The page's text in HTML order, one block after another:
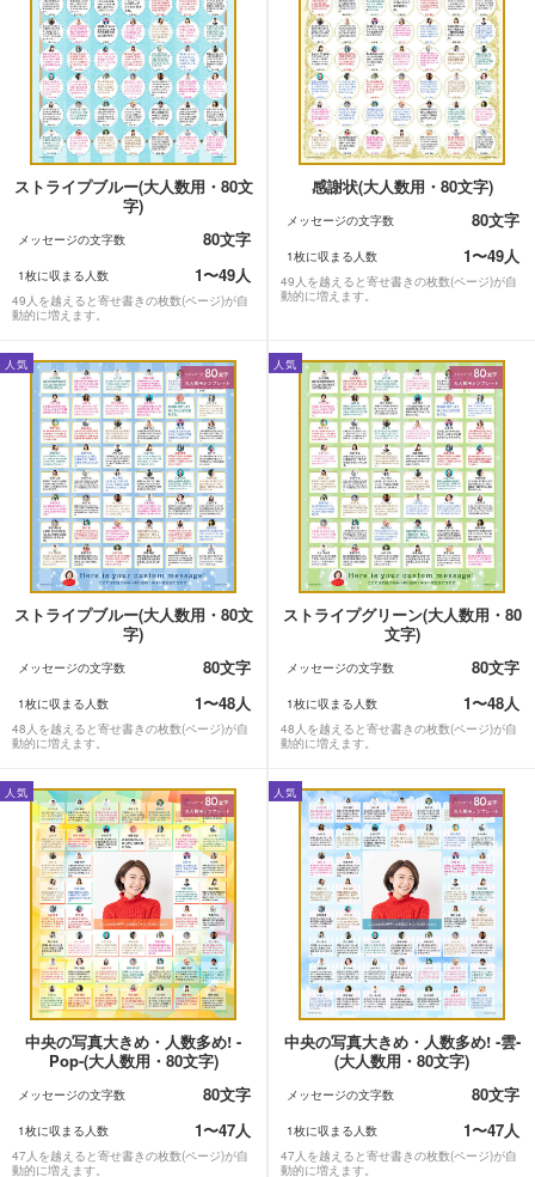
ストライプブルー(大人数用・80文
字)
メッセージの文字数 80文字
1枚に収まる人数 1〜49人
49人を越えると寄せ書きの枚数(ページ)が自
動的に増えます。
感謝状(大人数用・80文字)
メッセージの文字数 80文字
1枚に収まる人数 1〜49人
49人を越えると寄せ書きの枚数(ページ)が自
動的に増えます。
人気
ストライプブルー(大人数用・80文
字)
メッセージの文字数 80文字
1枚に収まる人数 1〜48人
48人を越えると寄せ書きの枚数(ページ)が自
動的に増えます。
人気
ストライプグリーン(大人数用・80
文字)
メッセージの文字数 80文字
1枚に収まる人数 1〜48人
48人を越えると寄せ書きの枚数(ページ)が自
動的に増えます。
人気
中央の写真大きめ・人数多め! -
Pop-(大人数用・80文字)
メッセージの文字数 80文字
1枚に収まる人数 1〜47人
47人を越えると寄せ書きの枚数(ページ)が自
動的に増えます。
人気
中央の写真大きめ・人数多め! -雲-
(大人数用・80文字)
メッセージの文字数 80文字
1枚に収まる人数 1〜47人
47人を越えると寄せ書きの枚数(ページ)が自
動的に増えます。